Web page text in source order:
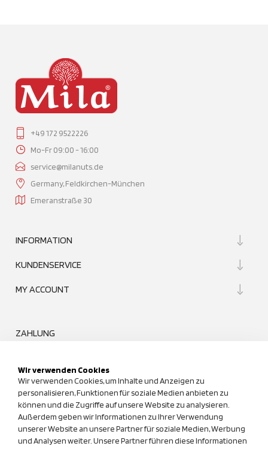
+49 172 9522226
Mo-Fr 09:00 - 16:00
service@milanuts.de
Germany, Feldkirchen-München
Emeranstraße 30
INFORMATION
KUNDENSERVICE
MY ACCOUNT
ZAHLUNG
UNSER QUALITÄTSANSPRUCH
Wir verwenden Cookies
Wir verwenden Cookies, um Inhalte und Anzeigen zu
personalisieren, Funktionen für soziale Medien anbieten zu
können und die Zugriffe auf unsere Website zu analysieren.
Außerdem geben wir Informationen zu Ihrer Verwendung
unserer Website an unsere Partner für soziale Medien, Werbung
und Analysen weiter. Unsere Partner führen diese Informationen